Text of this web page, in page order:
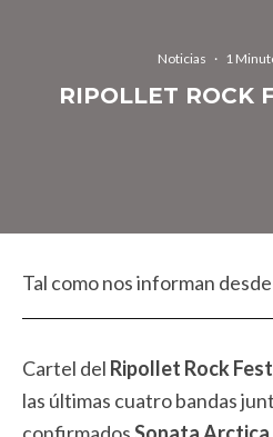
Noticias · 1
RIPOLLET ROCK
Tal como nos informan
Cartel del Ripollet Rock
las últimas cuatro bandas